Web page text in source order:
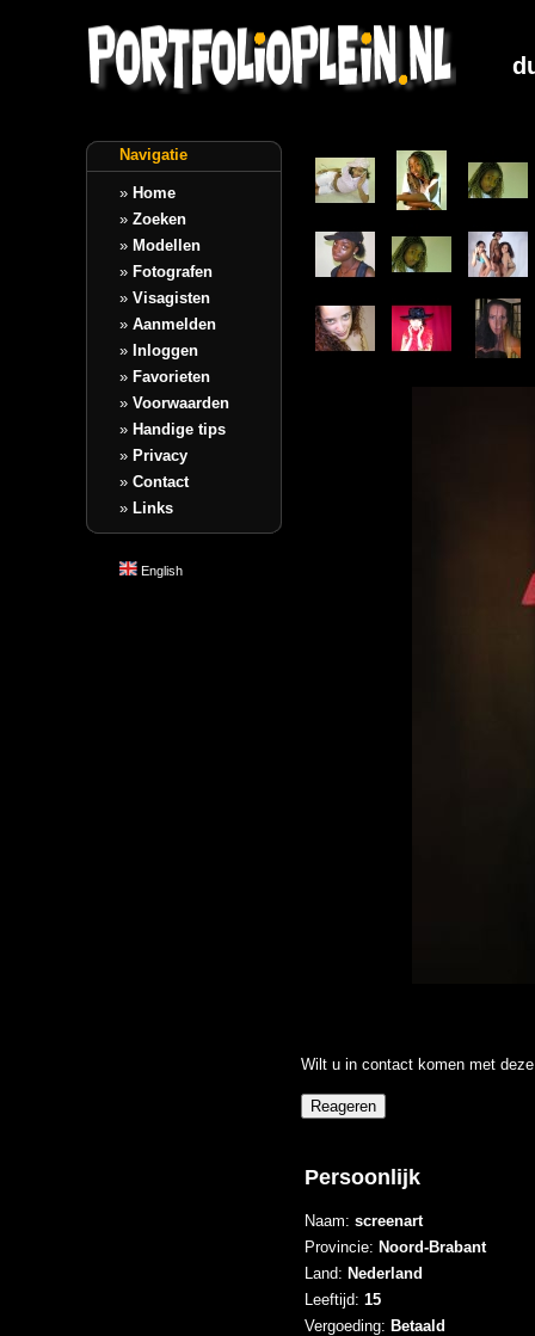
Navigatie
» Home
» Zoeken
» Modellen
» Fotografen
» Visagisten
» Aanmelden
» Inloggen
» Favorieten
» Voorwaarden
» Handige tips
» Privacy
» Contact
» Links
English
Wilt u in contact komen met
Persoonlijk
Naam: screenart
Provincie: Noord-Brabant
Land: Nederland
Leeftijd: 15
Vergoeding: Betaald